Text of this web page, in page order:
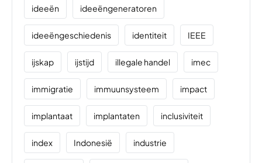
ideeën ideeëngeneratoren
ideeëngeschiedenis identiteit IEEE
ijskap ijstijd illegale handel imec
immigratie immuunsysteem impact
implantaat implantaten inclusiviteit
index Indonesië industrie